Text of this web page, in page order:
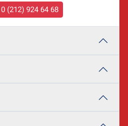
0 (212) 924 64 68